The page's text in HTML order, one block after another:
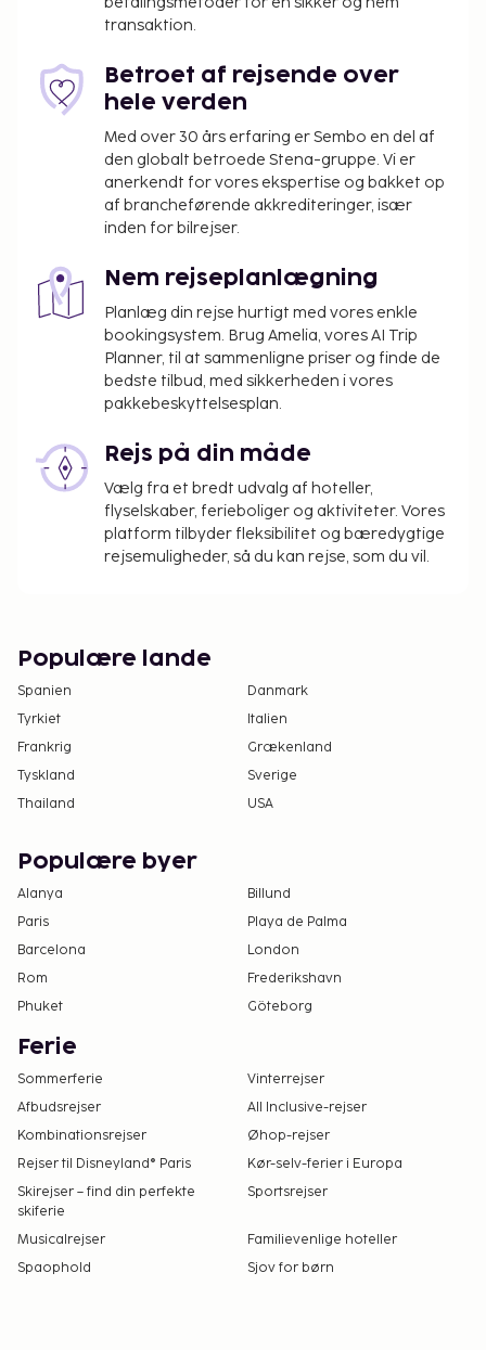
af konferencelokaler og 2 mødelokaler. Gratis
de rekreative faciliteter, såsom en udendørs pool
og et boblebad. Dette hotel tilbyder desuden gratis
bryllupsfaciliteter. Få en bid mad på Dave's Place, en
restaurant ved poolen, hvor du kan få et par drinks i
baren/loungen og nyde udsigten over poolen. Du
kan også spise på stedets kaffebar/café.
hverdage fra kl. 06.00 til kl. 13.00 og i weekenderne
fra kl. 06.00 til kl. 13.00 mod et gebyr.
Du vil blive bedt om at betale følgende på
overnatningsstedet. Gebyrer inkluderer muligvis
Vi har medtaget alle gebyrer, som
overnatningsstedet har oplyst.
Gebyr for morgenmad tilberedt efter bestilling:
Mellem 5.00 og 25.00 USD for voksne og
Der opkræves ikke gebyrer for servicedyr
Gebyrer og depositummer inkluderer muligvis ikke
skat og kan ændres uden varsel.
af tilgængelighed. Gæster kan anmode om
disse værelser ved at kontakte
overnatningsstedet direkte via
kontaktoplysningerne på
reservationsbekræftelsen.
Der er mulighed for kontaktløs betaling for alle
Der er mulighed for kontaktløs udtjekning.
transaktion.
Betroet af rejsende over
hele verden
Med over 30 års erfaring er Sembo en del af
den globalt betroede Stena-gruppe. Vi er
anerkendt for vores ekspertise og bakket op
af brancheførende akkrediteringer, især
inden for bilrejser.
Nem rejseplanlægning
Planlæg din rejse hurtigt med vores enkle
bookingsystem. Brug Amelia, vores AI Trip
Planner, til at sammenligne priser og finde de
bedste tilbud, med sikkerheden i vores
pakkebeskyttelsesplan.
Rejs på din måde
Vælg fra et bredt udvalg af hoteller,
flyselskaber, ferieboliger og aktiviteter. Vores
platform tilbyder fleksibilitet og bæredygtige
rejsemuligheder, så du kan rejse, som du vil.
Populære lande
Spanien
Danmark
Tyrkiet
Italien
Frankrig
Grækenland
Tyskland
Sverige
Thailand
USA
Populære byer
Alanya
Billund
Paris
Playa de Palma
Barcelona
London
Rom
Frederikshavn
Phuket
Göteborg
Ferie
Sommerferie
Vinterrejser
Afbudsrejser
All Inclusive-rejser
Kombinationsrejser
Øhop-rejser
Rejser til Disneyland® Paris
Kør-selv-ferier i Europa
Skirejser – find din perfekte
skiferie
Sportsrejser
Musicalrejser
Familievenlige hoteller
Spaophold
Sjov for børn